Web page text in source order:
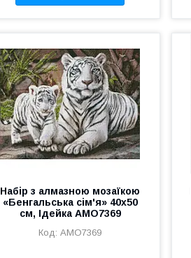
Набір з алмазною мозаїкою
«Бенгальська сім'я» 40х50
см, Ідейка AMO7369
AMO7369